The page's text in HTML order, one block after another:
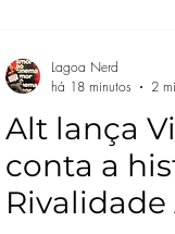
Alt lança
conta a
Lagoa Nerd
há 18 minutos
2